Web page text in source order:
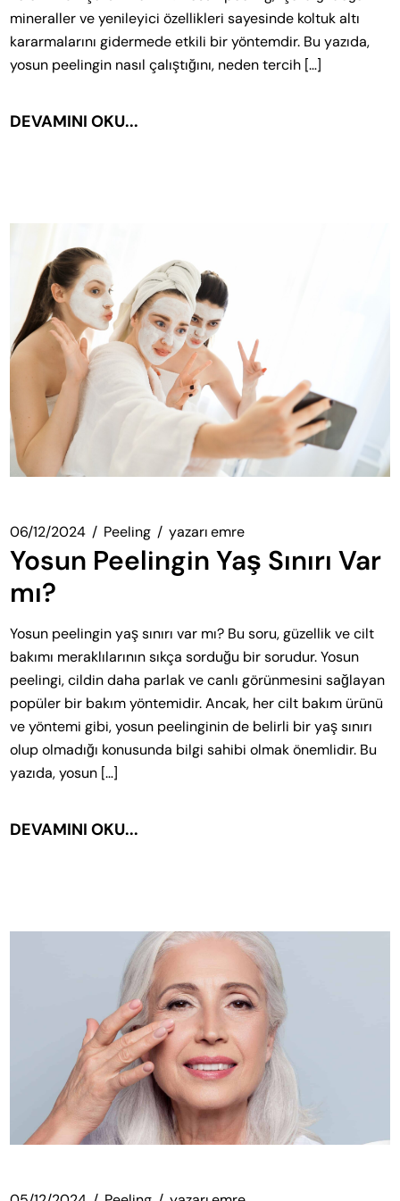
mineraller ve yenileyici özellikleri sayesinde koltuk altı
kararmalarını gidermede etkili bir yöntemdir. Bu yazıda,
yosun peelingin nasıl çalıştığını, neden tercih […]
DEVAMINI OKU...
06/12/2024 Peeling yazarı emre
Yosun Peelingin Yaş Sınırı Var
mı?
Yosun peelingin yaş sınırı var mı? Bu soru, güzellik ve cilt
bakımı meraklılarının sıkça sorduğu bir sorudur. Yosun
peelingi, cildin daha parlak ve canlı görünmesini sağlayan
popüler bir bakım yöntemidir. Ancak, her cilt bakım ürünü
ve yöntemi gibi, yosun peelinginin de belirli bir yaş sınırı
olup olmadığı konusunda bilgi sahibi olmak önemlidir. Bu
yazıda, yosun […]
DEVAMINI OKU...